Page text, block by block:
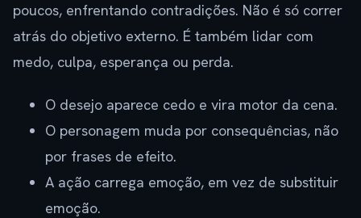
poucos, enfrentando contradições. Não é só correr
atrás do objetivo externo. É também lidar com
medo, culpa, esperança ou perda.
O desejo aparece cedo e vira motor da cena.
O personagem muda por consequências, não
por frases de efeito.
A ação carrega emoção, em vez de substituir
emoção.